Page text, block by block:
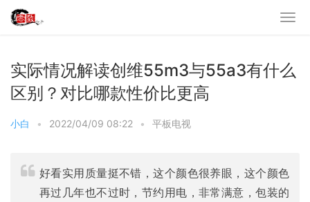
实际情况解读创维55m3与55a3有什么
区别？对比哪款性价比更高
小白 • 2022/04/09 08:22 • 平板电视
好看实用质量挺不错，这个颜色很养眼，这个颜色
再过几年也不过时，节约用电，非常满意，包装的